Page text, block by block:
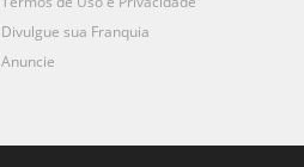
Divulgue sua Franquia
Anuncie